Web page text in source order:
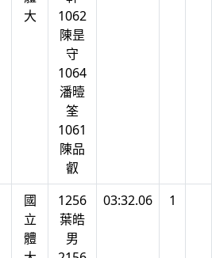
大
1062
陳昰
守
1064
潘曀
筌
1061
陳品
叡
國
立
體
1256
葉皓
男
03:32.06 1